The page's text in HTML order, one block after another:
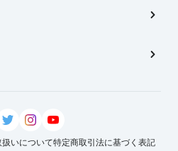
いについて特定商取引法に基づく表記